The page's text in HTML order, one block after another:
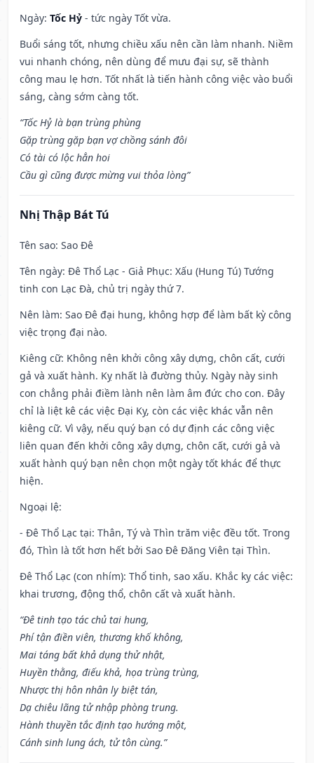
Ngày: Tốc Hỷ - tức ngày Tốt vừa.
Buổi sáng tốt, nhưng chiều xấu nên cần làm nhanh. Niềm
vui nhanh chóng, nên dùng để mưu đại sự, sẽ thành
công mau lẹ hơn. Tốt nhất là tiến hành công việc vào buổi
sáng, càng sớm càng tốt.
“Tốc Hỷ là bạn trùng phùng
Gặp trùng gặp bạn vợ chồng sánh đôi
Có tài có lộc hẳn hoi
Cầu gì cũng được mừng vui thỏa lòng”
Nhị Thập Bát Tú
Tên sao: Sao Đê
Tên ngày: Đê Thổ Lạc - Giả Phục: Xấu (Hung Tú) Tướng
tinh con Lạc Đà, chủ trị ngày thứ 7.
Nên làm: Sao Đê đại hung, không hợp để làm bất kỳ công
việc trọng đại nào.
Kiêng cữ: Không nên khởi công xây dựng, chôn cất, cưới
gả và xuất hành. Kỵ nhất là đường thủy. Ngày này sinh
con chẳng phải điềm lành nên làm âm đức cho con. Đây
chỉ là liệt kê các việc Đại Kỵ, còn các việc khác vẫn nên
kiêng cữ. Vì vậy, nếu quý bạn có dự định các công việc
liên quan đến khởi công xây dựng, chôn cất, cưới gả và
xuất hành quý bạn nên chọn một ngày tốt khác để thực
hiện.
Ngoại lệ:
- Đê Thổ Lạc tại: Thân, Tý và Thìn trăm việc đều tốt. Trong
đó, Thìn là tốt hơn hết bởi Sao Đê Đăng Viên tại Thìn.
Đê Thổ Lạc (con nhím): Thổ tinh, sao xấu. Khắc kỵ các việc:
khai trương, động thổ, chôn cất và xuất hành.
“Đê tinh tạo tác chủ tai hung,
Phí tận điền viên, thương khố không,
Mai táng bất khả dụng thử nhật,
Huyền thằng, điếu khả, họa trùng trùng,
Nhược thị hôn nhân ly biệt tán,
Dạ chiêu lãng tử nhập phòng trung.
Hành thuyền tắc định tạo hướng một,
Cánh sinh lung ách, tử tôn cùng.”